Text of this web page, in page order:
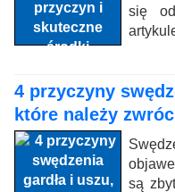
się
4 przyczyny
które należy
są